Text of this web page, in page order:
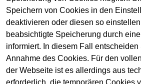
Speichern von Cookies in den
deaktivieren oder diesen so
beabsichtigte Speicherung durch
informiert. In diesem Fall
Annahme des Cookies. Für den
der Webseite ist es allerdings aus